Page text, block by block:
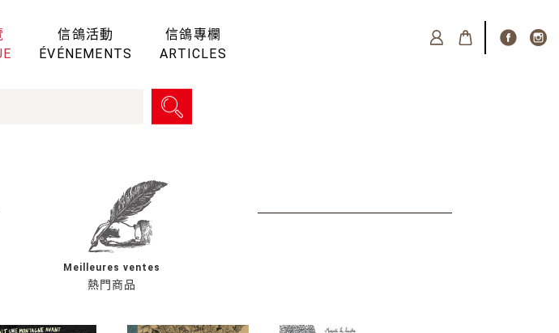
信鴿活動
ÉVÉNEMENTS
信鴿專欄
ARTICLES
熱門商品
Meilleures ventes